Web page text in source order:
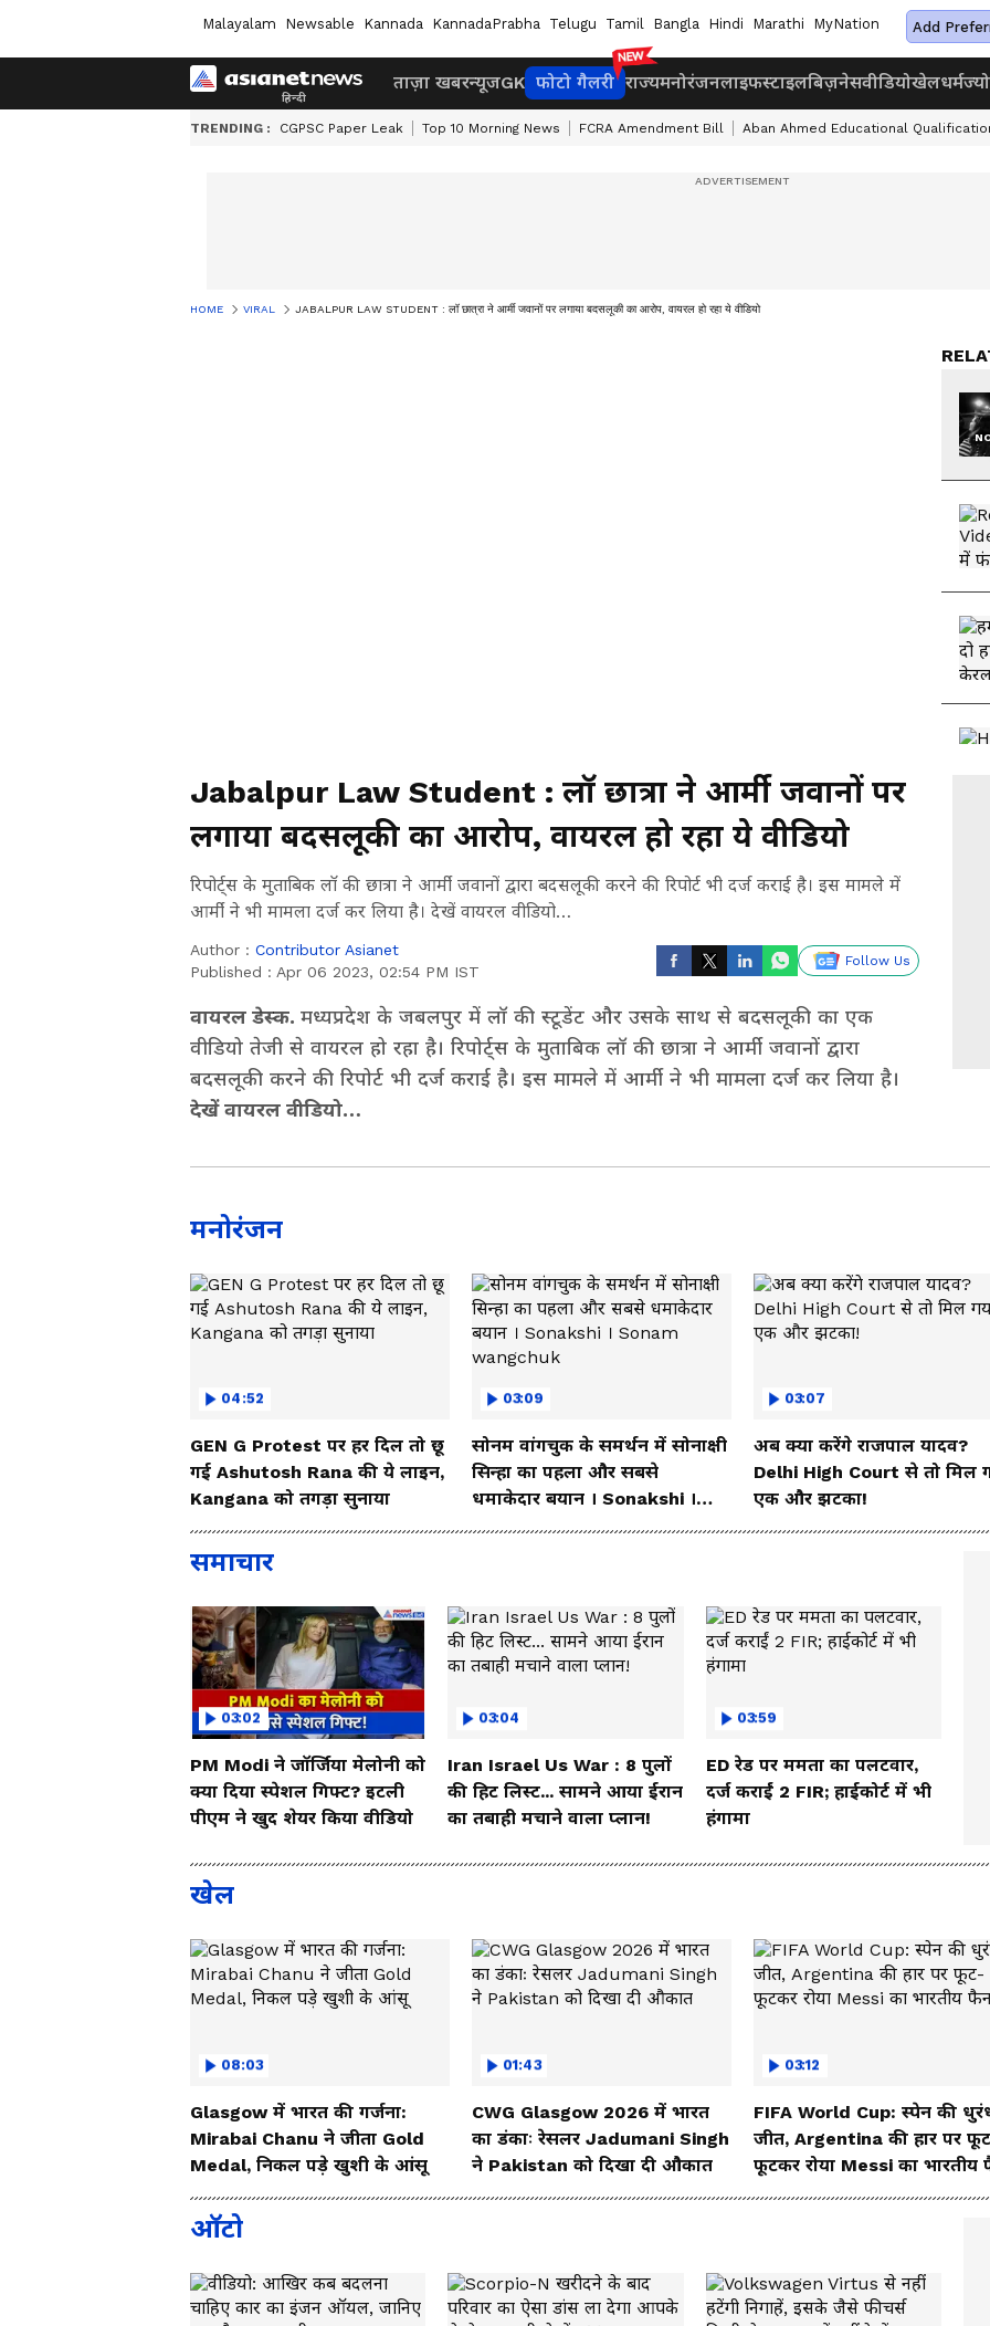
Malayalam Newsable Kannada KannadaPrabha Telugu Tamil Bangla Hindi Marathi MyNation Add
ताज़ा खबरन्यूजGK फोटो गैलरी राज्यमनोरंजनलाइफस्टाइलबिज़नेसवीडियोखेलधर्म
TRENDING : CGPSC Paper Leak Top 10 Morning News FCRA Amendment Bill Aban Ahmed Educational
HOME VIRAL JABALPUR LAW STUDENT : लॉ छात्रा ने आर्मी जवानों पर लगाया बदसलूकी का आरोप, वायरल हो रहा ये वीडियो
Jabalpur Law Student : लॉ छात्रा ने आर्मी जवानों पर
लगाया बदसलूकी का आरोप, वायरल हो रहा ये वीडियो
रिपोर्ट्स के मुताबिक लॉ की छात्रा ने आर्मी जवानों द्वारा बदसलूकी करने की रिपोर्ट भी दर्ज कराई है। इस मामले में
आर्मी ने भी मामला दर्ज कर लिया है। देखें वायरल वीडियो…
Author : Contributor Asianet
Published : Apr 06 2023, 02:54 PM IST
Follow Us
वायरल डेस्क. मध्यप्रदेश के जबलपुर में लॉ की स्टूडेंट और उसके साथ से बदसलूकी का एक
वीडियो तेजी से वायरल हो रहा है। रिपोर्ट्स के मुताबिक लॉ की छात्रा ने आर्मी जवानों द्वारा
बदसलूकी करने की रिपोर्ट भी दर्ज कराई है। इस मामले में आर्मी ने भी मामला दर्ज कर लिया है।
देखें वायरल वीडियो…
मनोरंजन
04:52
GEN G Protest पर हर दिल तो छू
गई Ashutosh Rana की ये लाइन,
Kangana को तगड़ा सुनाया
03:09
सोनम वांगचुक के समर्थन में सोनाक्षी
सिन्हा का पहला और सबसे
धमाकेदार बयान । Sonakshi ।
Sonam wangchuk
03:07
अब क्या करेंगे राजपाल यादव?
Delhi High Court से तो मिल
एक और झटका!
समाचार
03:02
PM Modi ने जॉर्जिया मेलोनी को
क्या दिया स्पेशल गिफ्ट? इटली
पीएम ने खुद शेयर किया वीडियो
03:04
Iran Israel Us War : 8 पुलों
की हिट लिस्ट... सामने आया ईरान
का तबाही मचाने वाला प्लान!
03:59
ED रेड पर ममता का पलटवार,
दर्ज कराईं 2 FIR; हाईकोर्ट में भी
हंगामा
खेल
08:03
Glasgow में भारत की गर्जना:
Mirabai Chanu ने जीता Gold
Medal, निकल पड़े खुशी के आंसू
01:43
CWG Glasgow 2026 में भारत
का डंकाः रेसलर Jadumani Singh
ने Pakistan को दिखा दी औकात
03:12
FIFA World Cup: स्पेन की
जीत, Argentina की हार पर
फूटकर रोया Messi का भारतीय
ऑटो